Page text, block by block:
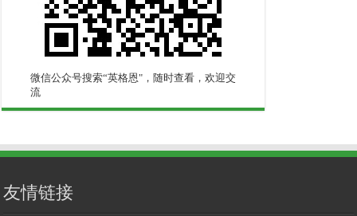
微信公众号搜索“英格恩"，随时查看，欢迎交
流
友情链接